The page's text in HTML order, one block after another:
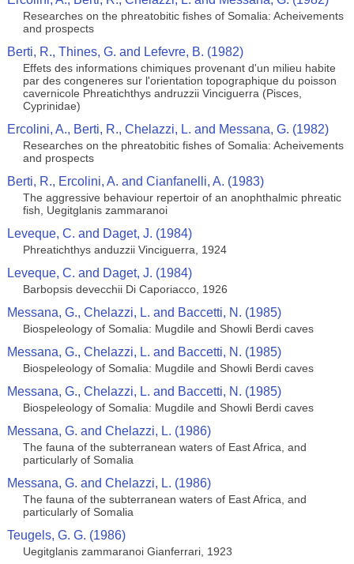
Researches on the phreatobitic fishes of Somalia: Acheivements
and prospects
Berti, R., Thines, G. and Lefevre, B. (1982)
Effets des informations chimiques provenant d'un milieu habite
par des congeneres sur l'orientation topographique du poisson
cavernicole Phreatichthys andruzzii Vinciguerra (Pisces,
Cyprinidae)
Ercolini, A., Berti, R., Chelazzi, L. and Messana, G. (1982)
Researches on the phreatobitic fishes of Somalia: Acheivements
and prospects
Berti, R., Ercolini, A. and Cianfanelli, A. (1983)
The aggressive behaviour repertoir of an anophthalmic phreatic
fish, Uegitglanis zammaranoi
Leveque, C. and Daget, J. (1984)
Phreatichthys anduzzii Vinciguerra, 1924
Leveque, C. and Daget, J. (1984)
Barbopsis devecchii Di Caporiacco, 1926
Messana, G., Chelazzi, L. and Baccetti, N. (1985)
Biospeleology of Somalia: Mugdile and Showli Berdi caves
Messana, G., Chelazzi, L. and Baccetti, N. (1985)
Biospeleology of Somalia: Mugdile and Showli Berdi caves
Messana, G., Chelazzi, L. and Baccetti, N. (1985)
Biospeleology of Somalia: Mugdile and Showli Berdi caves
Messana, G. and Chelazzi, L. (1986)
The fauna of the subterranean waters of East Africa, and
particularly of Somalia
Messana, G. and Chelazzi, L. (1986)
The fauna of the subterranean waters of East Africa, and
particularly of Somalia
Teugels, G. G. (1986)
Uegitglanis zammaranoi Gianferrari, 1923